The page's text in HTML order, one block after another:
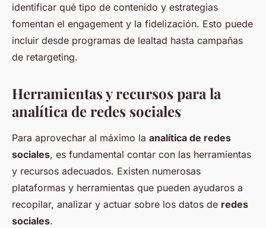
identificar qué tipo de contenido y estrategias
fomentan el engagement y la fidelización. Esto puede
incluir desde programas de lealtad hasta campañas
de retargeting.
Herramientas y recursos para la
analítica de redes sociales
Para aprovechar al máximo la analítica de redes
sociales, es fundamental contar con las herramientas
y recursos adecuados. Existen numerosas
plataformas y herramientas que pueden ayudaros a
recopilar, analizar y actuar sobre los datos de redes
sociales.